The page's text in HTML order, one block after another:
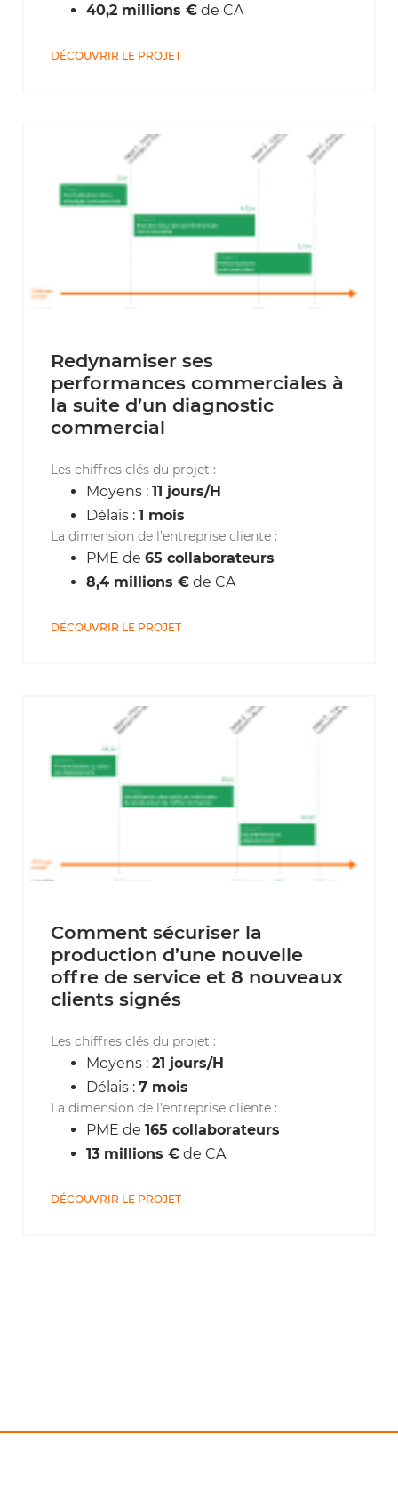
40,2 millions € de CA
DÉCOUVRIR LE PROJET
Redynamiser ses
performances commerciales à
la suite d’un diagnostic
commercial
Les chiffres clés du projet :
Moyens : 11 jours/H
Délais : 1 mois
La dimension de l’entreprise cliente :
PME de 65 collaborateurs
8,4 millions € de CA
DÉCOUVRIR LE PROJET
Comment sécuriser la
production d’une nouvelle
offre de service et 8 nouveaux
clients signés
Les chiffres clés du projet :
Moyens : 21 jours/H
Délais : 7 mois
La dimension de l’entreprise cliente :
PME de 165 collaborateurs
13 millions € de CA
DÉCOUVRIR LE PROJET